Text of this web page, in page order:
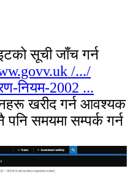
सूची जाँच गर्न
/.../
नियम-2002 ...
खरीद गर्न आवश्यक
समयमा सम्पर्क गर्न